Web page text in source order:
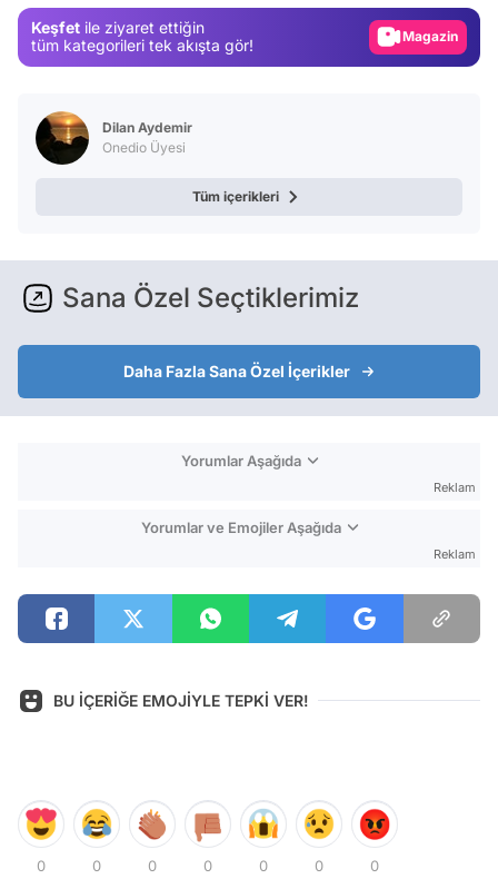
Keşfet ile ziyaret ettiğin
tüm kategorileri tek akışta gör!
Magazin
Dilan Aydemir
Onedio Üyesi
Tüm içerikleri
Sana Özel Seçtiklerimiz
Daha Fazla Sana Özel İçerikler
Yorumlar Aşağıda
Reklam
Yorumlar ve Emojiler Aşağıda
Reklam
BU İÇERİĞE EMOJİYLE TEPKİ VER!
0 0 0 0 0 0 0